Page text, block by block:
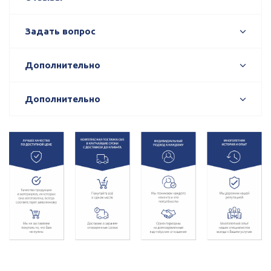
Задать вопрос
Дополнительно
Дополнительно